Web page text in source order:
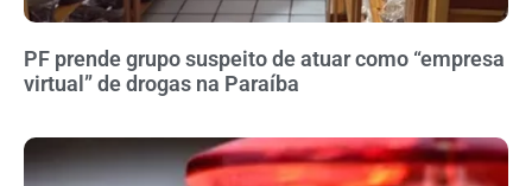
PF prende grupo suspeito de atuar como “empresa
virtual” de drogas na Paraíba